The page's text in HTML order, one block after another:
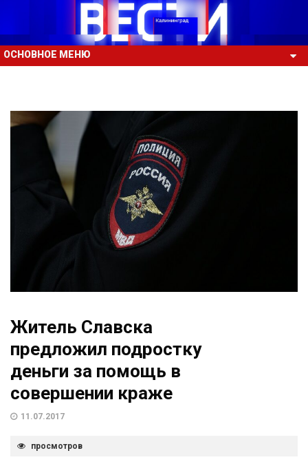
ОСНОВНОЕ МЕНЮ
Житель Славска
предложил подростку
деньги за помощь в
совершении краже
11.07.2017
просмотров